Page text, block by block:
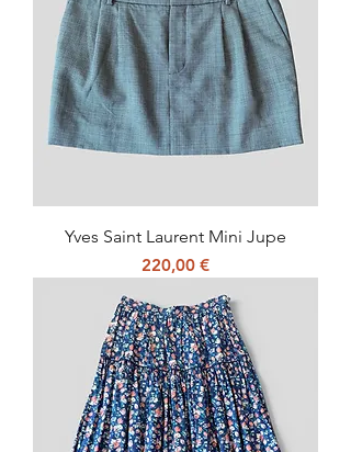
Yves Saint Laurent Mini Jupe
Prix
220,00 €